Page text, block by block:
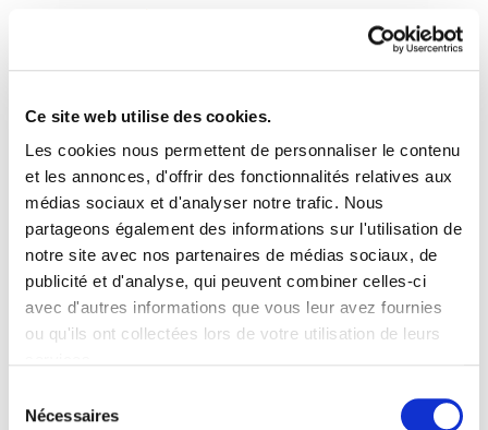
Ce site web utilise des cookies.
Les cookies nous permettent de personnaliser le contenu
et les annonces, d'offrir des fonctionnalités relatives aux
médias sociaux et d'analyser notre trafic. Nous
partageons également des informations sur l'utilisation de
notre site avec nos partenaires de médias sociaux, de
publicité et d'analyse, qui peuvent combiner celles-ci
avec d'autres informations que vous leur avez fournies
ou qu'ils ont collectées lors de votre utilisation de leurs
Nécessaires
Astekaria 114
Astekaria 114.PDF7.3 MB
PLAN DU SITE ACCESSIBILITÉ CONTACT
Manu Robles-Arangiz Institutua Fundazioa
Corderliers karrika 20 - 64100 Baiona -